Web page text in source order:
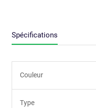
Spécifications
Couleur
Type